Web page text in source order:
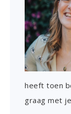
heeft toen
graag met